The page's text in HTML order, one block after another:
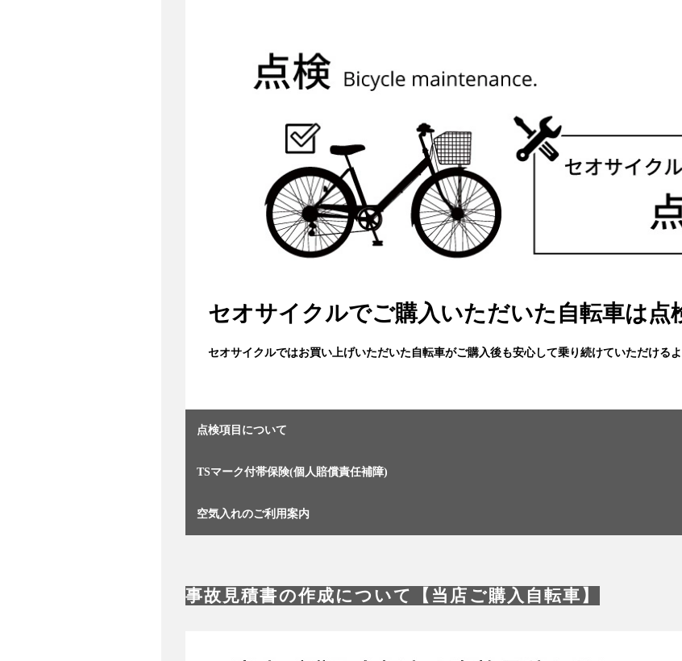
セオサイクルでご購入いただいた自転車は点
セオサイクルではお買い上げいただいた自転車がご購入後も安心して乗り続けていただける
点検項目について
TSマーク付帯保険(個人賠償責任補障)
空気入れのご利用案内
事故見積書の作成について【当店ご購入自転車】